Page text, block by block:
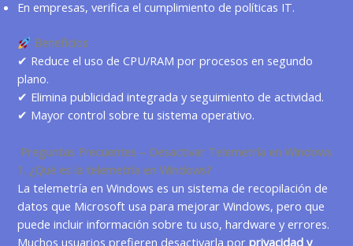
En empresas, verifica el cumplimiento de políticas IT.
Beneficios
✔ Reduce el uso de CPU/RAM por procesos en segundo
plano.
✔ Elimina publicidad integrada y seguimiento de actividad.
✔ Mayor control sobre tu sistema operativo.
Preguntas Frecuentes – Desactivar Telemetría en Windows
1. ¿Qué es la telemetría en Windows?
La telemetría enWindowses un sistema de recopilación de
datos que Microsoft usa para mejorar Windows, pero que
puede incluir información sobre tu uso, hardware y errores.
Muchos usuarios prefieren desactivarla porprivacidad y